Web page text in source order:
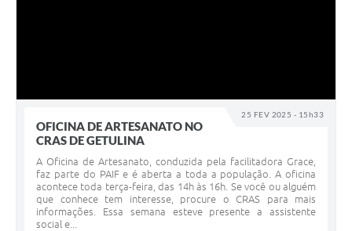
25 FEV 2025 - 15h33
OFICINA DE ARTESANATO NO
CRAS DE GETULINA
A Oficina de Artesanato, conduzida pela facilitadora Grace,
faz parte do PAIF e é aberta a toda a população. A oficina
acontece toda terça-feira, das 14h às 16h. Se você ou alguém
que conhece tem interesse, procure o CRAS para mais
informações. Essa semana esteve presente a assistente
social e...